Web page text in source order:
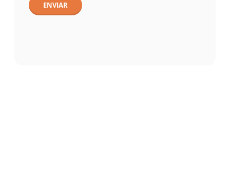
ENVIAR